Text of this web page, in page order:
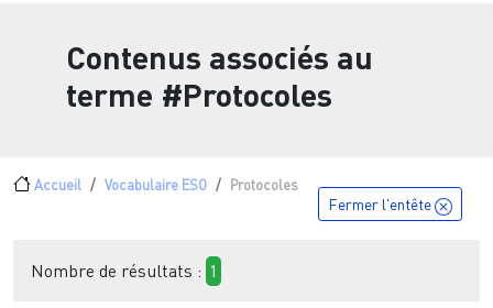
Contenus associés au
terme #Protocoles
Fil d'Ariane
Accueil Vocabulaire ESO Protocoles
Fermer l'entête
Nombre de résultats : 1